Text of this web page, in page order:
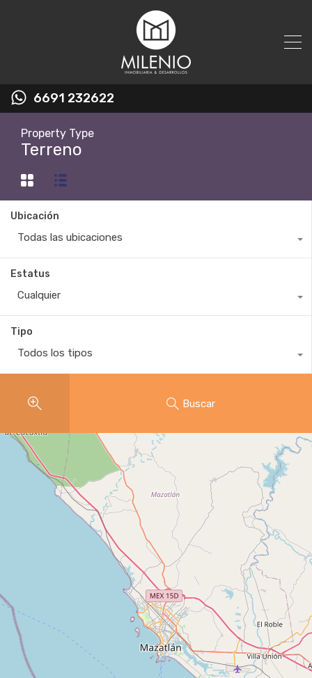
6691 232622
Property Type
Terreno
Ubicación
Todas las ubicaciones
Estatus
Cualquier
Tipo
Todos los tipos
Buscar